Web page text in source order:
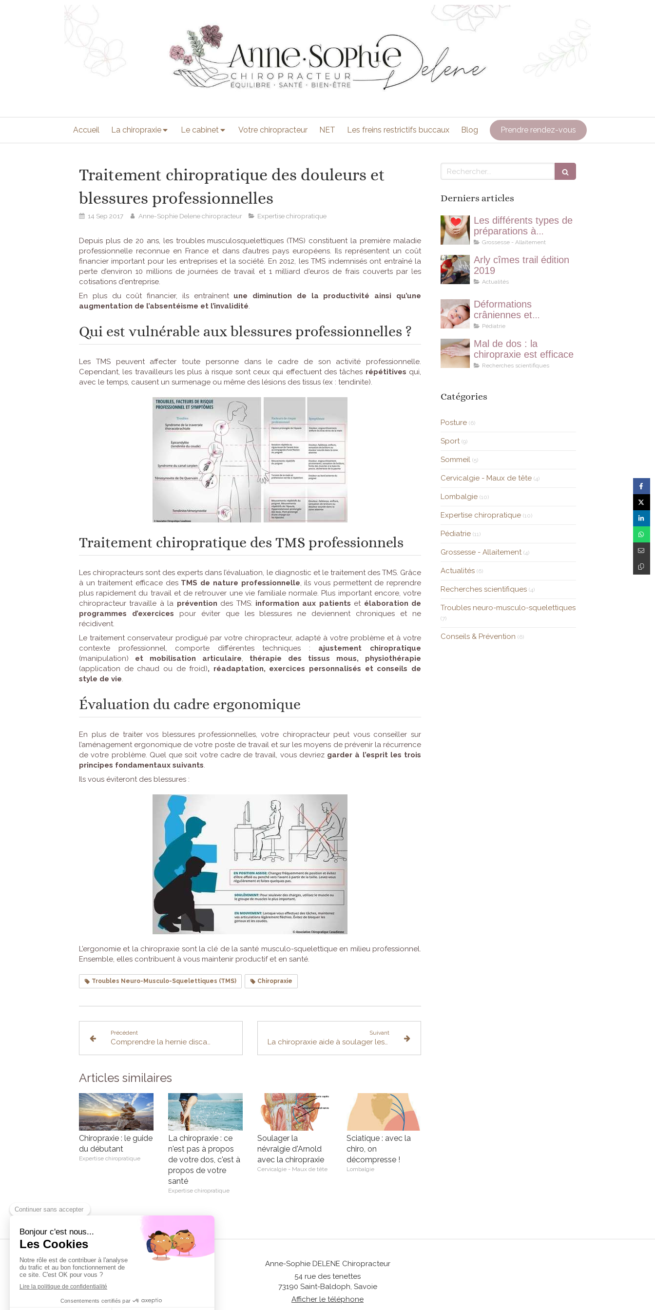
Accueil La chiropraxie Le cabinet Votre chiropracteur NET Les freins restrictifs buccaux Blog Prendre rendez-vous
Traitement chiropratique des douleurs et
blessures professionnelles
14 Sep 2017 Anne-Sophie Delene chiropracteur Expertise chiropratique
Depuis plus de 20 ans, les troubles musculosquelettiques (TMS) constituent la première maladie
professionnelle reconnue en France et dans d’autres pays européens. Ils représentent un coût
financier important pour les entreprises et la société. En 2012, les TMS indemnisés ont entraîné la
perte d’environ 10 millions de journées de travail et 1 milliard d'euros de frais couverts par les
cotisations d'entreprise.
En plus du coût financier, ils entraînent une diminution de la productivité ainsi qu’une
augmentation de l’absentéisme et l’invalidité.
Qui est vulnérable aux blessures professionnelles ?
Les TMS peuvent affecter toute personne dans le cadre de son activité professionnelle.
Cependant, les travailleurs les plus à risque sont ceux qui effectuent des tâches répétitives qui,
avec le temps, causent un surmenage ou même des lésions des tissus (ex : tendinite).
Traitement chiropratique des TMS professionnels
Les chiropracteurs sont des experts dans l’évaluation, le diagnostic et le traitement des TMS. Grâce
à un traitement efficace des TMS de nature professionnelle, ils vous permettent de reprendre
plus rapidement du travail et de retrouver une vie familiale normale. Plus important encore, votre
chiropracteur travaille à la prévention des TMS: information aux patients et élaboration de
programmes d’exercices pour éviter que les blessures ne deviennent chroniques et ne
récidivent.
Le traitement conservateur prodigué par votre chiropracteur, adapté à votre problème et à votre
contexte professionnel, comporte différentes techniques : ajustement chiropratique
(manipulation) et mobilisation articulaire, thérapie des tissus mous, physiothérapie
(application de chaud ou de froid), réadaptation, exercices personnalisés et conseils de
style de vie.
Évaluation du cadre ergonomique
En plus de traiter vos blessures professionnelles, votre chiropracteur peut vous conseiller sur
l’aménagement ergonomique de votre poste de travail et sur les moyens de prévenir la récurrence
de votre problème. Quel que soit votre cadre de travail, vous devriez garder à l’esprit les trois
principes fondamentaux suivants.
Ils vous éviteront des blessures :
L’ergonomie et la chiropraxie sont la clé de la santé musculo-squelettique en milieu professionnel.
Ensemble, elles contribuent à vous maintenir productif et en santé.
Troubles Neuro-Musculo-Squelettiques (TMS) Chiropraxie
Précédent
Comprendre la hernie discale
Suivant
La chiropraxie aide à soulager les maux de tête
Articles similaires
Chiropraxie : le guide
du débutant
Expertise chiropratique
La chiropraxie : ce
n'est pas à propos
de votre dos, c'est à
propos de votre
santé
Expertise chiropratique
Soulager la
névralgie d'Arnold
avec la chiropraxie
Cervicalgie - Maux de tête
Sciatique : avec la
chiro, on
décompresse !
Lombalgie
Rechercher
Derniers articles
Les différents types de
préparations à
l’accouchement
Grossesse - Allaitement
Arly cîmes trail édition
2019
Actualités
Déformations
crâniennes et
chiropraxie
Pédiatrie
Mal de dos : la
chiropraxie est efficace
Recherches scientifiques
Catégories
Posture (6)
Sport (9)
Sommeil (5)
Cervicalgie - Maux de tête (4)
Lombalgie (10)
Expertise chiropratique (10)
Pédiatrie (11)
Grossesse - Allaitement (4)
Actualités (6)
Recherches scientifiques (4)
Troubles neuro-musculo-squelettiques
(7)
Conseils & Prévention (6)
Anne-Sophie DELENE Chiropracteur
54 rue des tenettes
73190 Saint-Baldoph, Savoie
Afficher le téléphone